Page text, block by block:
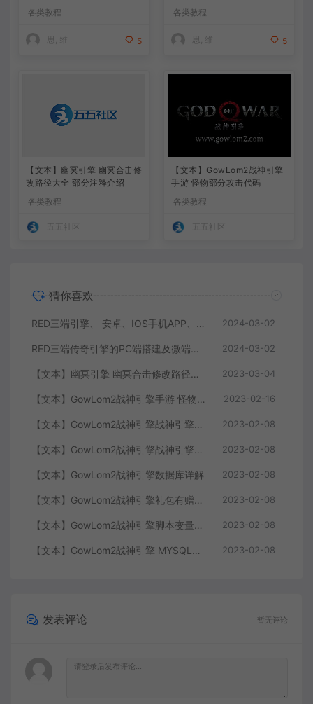
各类教程
思, 维 5
各类教程
思, 维 5
【文本】幽冥引擎 幽冥合击修
改路径大全 部分注释介绍
各类教程
五五社区
【文本】GowLom2战神引擎
手游 怪物部分攻击代码
各类教程
五五社区
猜你喜欢
RED三端引擎、 安卓、IOS手机APP、列表修改、及微端的搭建方法-特约制作 2024-03-02
RED三端传奇引擎的PC端搭建及微端服务器搭建教程 2024-03-02
【文本】幽冥引擎 幽冥合击修改路径大全 部分注释介绍 2023-03-04
【文本】GowLom2战神引擎手游 怪物部分攻击代码 2023-02-16
【文本】GowLom2战神引擎战神引擎复古传奇 玩家属性 2023-02-08
【文本】GowLom2战神引擎战神引擎DB表mir库 详细介绍 2023-02-08
【文本】GowLom2战神引擎数据库详解 2023-02-08
【文本】GowLom2战神引擎礼包有赠字修改掉 可以丢弃 2023-02-08
【文本】GowLom2战神引擎脚本变量大全 2023-02-08
【文本】GowLom2战神引擎 MYSQL安装时出现问题（The service already exists） 2023-02-08
发表评论 暂无评论